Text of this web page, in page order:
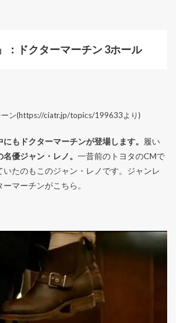
：ドクターマーチン 3ホール
ーン(https://ciatr.jp/topics/199633より)
もドクターマーチンが登場します。
履い
優ジャン・レノ。 一昔前のトヨタのCMで
いたのもこのジャン・レノです。ジャンレ
マーチンがこちら。